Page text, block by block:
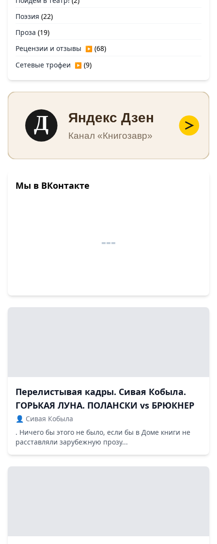
Перелистывая кадры. Сивая Кобыла.
ГОРЬКАЯ ЛУНА. ПОЛАНСКИ vs БРЮКНЕР
👤 Сивая Кобыла
. Ничего бы этого не было, если бы в Доме книги не
расставляли зарубежную прозу...
Поэзия (22)
Проза (19)
Рецензии и отзывы ▶ (68)
Сетевые трофеи ▶ (9)
Д Яндекс Дзен
Канал «Книгозавр»
Мы в ВКонтакте